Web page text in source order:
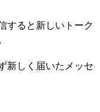
すると新しいトーク
新しく届いたメッセ